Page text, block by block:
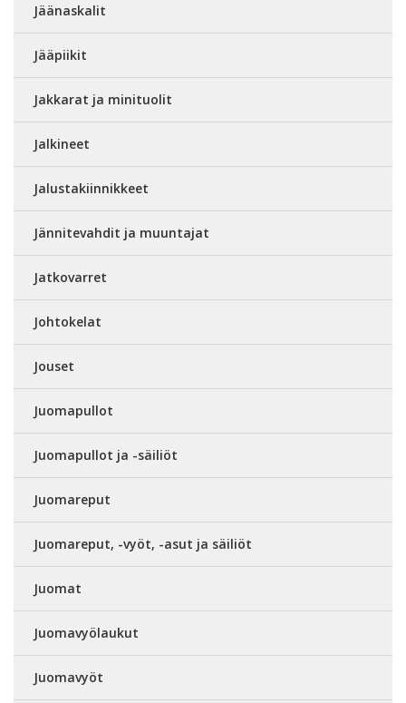
Jäänaskalit
Jääpiikit
Jakkarat ja minituolit
Jalkineet
Jalustakiinnikkeet
Jännitevahdit ja muuntajat
Jatkovarret
Johtokelat
Jouset
Juomapullot
Juomapullot ja -säiliöt
Juomareput
Juomareput, -vyöt, -asut ja säiliöt
Juomat
Juomavyölaukut
Juomavyöt